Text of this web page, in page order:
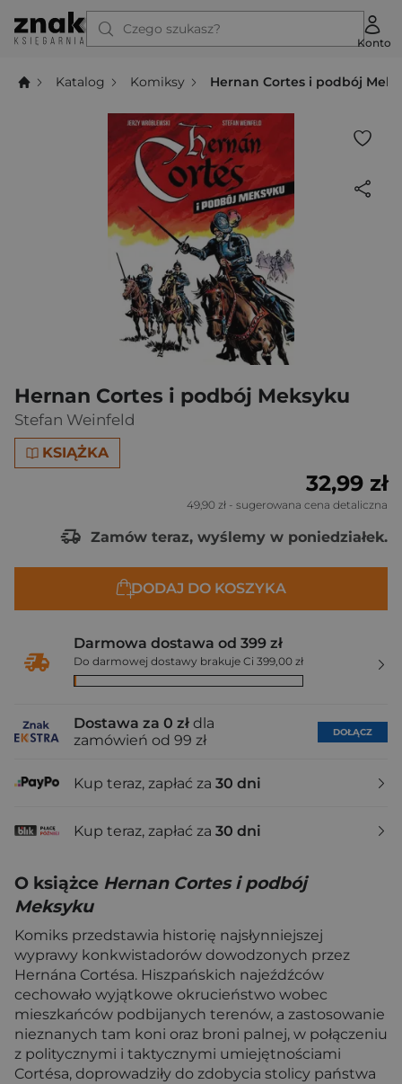
Czego szukasz?
Konto
Katalog Komiksy Hernan Cortes i podbój
Hernan Cortes i podbój Meksyku
Stefan Weinfeld
KSIĄŻKA
32,99 zł
49,90 zł - sugerowana cena detaliczna
Zamów teraz, wyślemy w poniedziałek.
DODAJ DO KOSZYKA
Darmowa dostawa od 399 zł
Do darmowej dostawy brakuje Ci 399,00 zł
Dostawa za 0 zł dla
zamówień od 99 zł
DOŁĄCZ
Kup teraz, zapłać za 30 dni
Kup teraz, zapłać za 30 dni
O książce Hernan Cortes i podbój
Meksyku
Komiks przedstawia historię najsłynniejszej
wyprawy konkwistadorów dowodzonych przez
Hernána Cortésa. Hiszpańskich najeźdźców
cechowało wyjątkowe okrucieństwo wobec
mieszkańców podbijanych terenów, a zastosowanie
nieznanych tam koni oraz broni palnej, w połączeniu
z politycznymi i taktycznymi umiejętnościami
Cortésa, doprowadziły do zdobycia stolicy państwa